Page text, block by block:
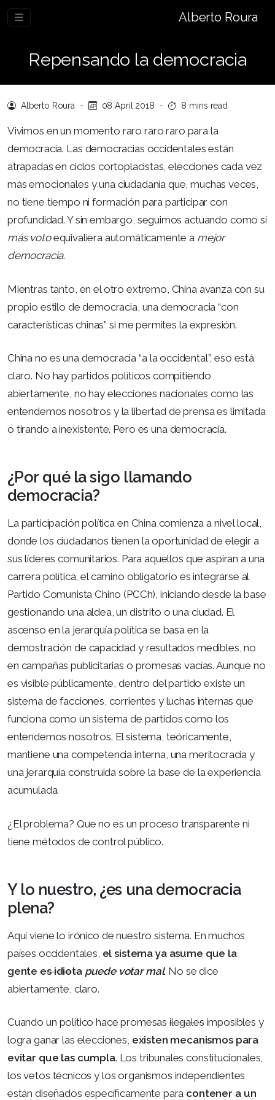
Alberto Roura
Repensando la democracia
Alberto Roura - 08 April 2018 - 8 mins read
Vivimos en un momento raro raro raro para la
democracia. Las democracias occidentales están
atrapadas en ciclos cortoplacistas, elecciones cada vez
más emocionales y una ciudadanía que, muchas veces,
no tiene tiempo ni formación para participar con
profundidad. Y sin embargo, seguimos actuando como si
más votoequivaliera automáticamente a mejor
democracia.
Mientras tanto, en el otro extremo, China avanza con su
propio estilo de democracia, una democracia “con
características chinas” si me permites la expresión.
China no es una democracia “a la occidental”, eso está
claro. No hay partidos políticos compitiendo
abiertamente, no hay elecciones nacionales como las
entendemos nosotros y la libertad de prensa es limitada
o tirando a inexistente. Pero es una democracia.
¿Por qué la sigo llamando
democracia?
La participación política en China comienza a nivel local,
donde los ciudadanos tienen la oportunidad de elegir a
sus líderes comunitarios. Para aquellos que aspiran a una
carrera política, el camino obligatorio es integrarse al
Partido Comunista Chino (PCCh), iniciando desde la base
gestionando una aldea, un distrito o una ciudad. El
ascenso en la jerarquía política se basa en la
demostración de capacidad y resultados medibles, no
en campañas publicitarias o promesas vacías. Aunque no
es visible públicamente, dentro del partido existe un
sistema de facciones, corrientes y luchas internas que
funciona como un sistema de partidos como los
entendemos nosotros. El sistema, teóricamente,
mantiene una competencia interna, una meritocracia y
una jerarquía construida sobre la base de la experiencia
acumulada.
¿El problema? Que no es un proceso transparente ni
tiene métodos de control público.
Y lo nuestro, ¿es una democracia
plena?
Aquí viene lo irónico de nuestro sistema. En muchos
países occidentales, el sistema ya asume que la
gentees idiota puede votar mal. No se dice
abiertamente, claro.
Cuando un político hace promesas ilegalesimposibles y
logra ganar las elecciones, existen mecanismos para
evitar que las cumpla. Los tribunales constitucionales,
los vetos técnicos y los organismos independientes
están diseñados específicamente para contener a un